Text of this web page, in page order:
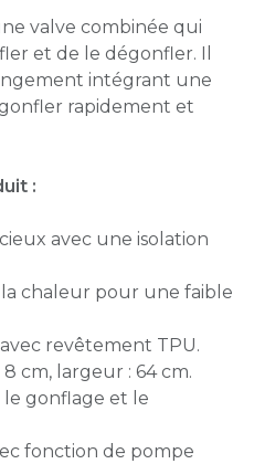
valve combinée qui
et de le dégonfler. Il
intégrant une
rapidement et
:
avec une isolation
chaleur pour une faible
revêtement TPU.
cm, largeur : 64 cm.
gonflage et le
fonction de pompe